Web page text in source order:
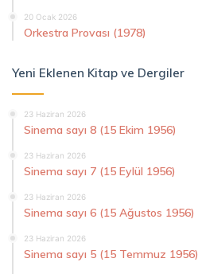
20 Ocak 2026
Orkestra Provası (1978)
Yeni Eklenen Kitap ve Dergiler
23 Haziran 2026
Sinema sayı 8 (15 Ekim 1956)
23 Haziran 2026
Sinema sayı 7 (15 Eylül 1956)
23 Haziran 2026
Sinema sayı 6 (15 Ağustos 1956)
23 Haziran 2026
Sinema sayı 5 (15 Temmuz 1956)